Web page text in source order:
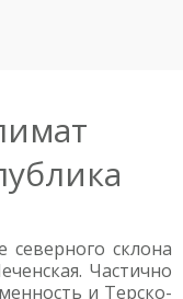
северного склона
Частично
и Терско-